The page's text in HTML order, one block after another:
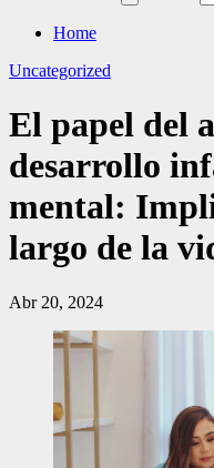
Home
Uncategorized
El papel del
desarrollo
mental:
largo de la
Abr 20, 2024